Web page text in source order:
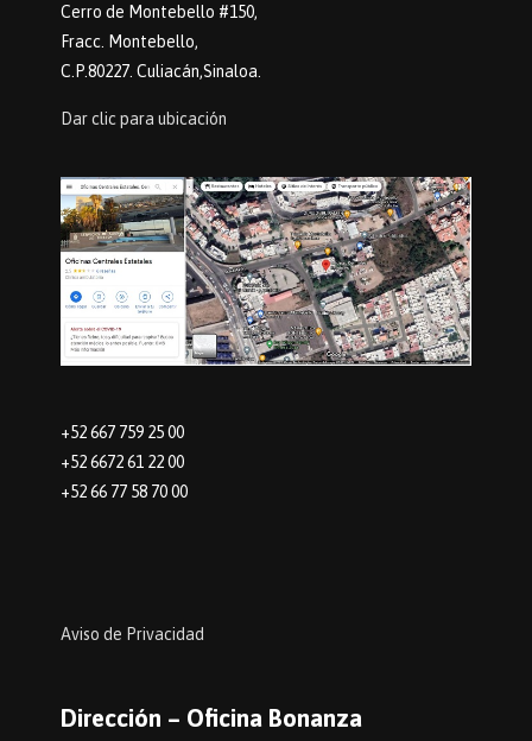
Cerro de Montebello #150,
Fracc. Montebello,
C.P.80227. Culiacán,Sinaloa.
Dar clic para ubicación
+52 667 759 25 00
+52 6672 61 22 00
+52 66 77 58 70 00
Aviso de Privacidad
Dirección – Oficina Bonanza